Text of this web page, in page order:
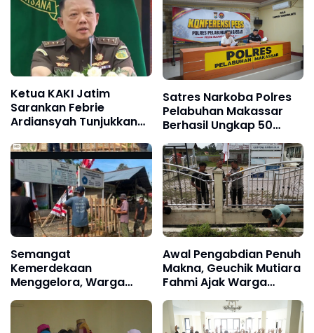
Dan Pembunuhan
Ketua KAKI Jatim
Sarankan Febrie
Ardiansyah Tunjukkan
Proses Hukum, Bukan
Ajukan Praperadilan
Satres Narkoba Polres
Pelabuhan Makassar
Berhasil Ungkap 50
Mei–Juli 2026
Semangat
Kemerdekaan
Menggelora, Warga
Gampong Alue Drien
Gelar Gotong Royong
Sambut HUT ke-81 RI
Awal Pengabdian Penuh
Makna, Geuchik Mutiara
Fahmi Ajak Warga
Matang Seutui
Wujudkan Desa Bersih